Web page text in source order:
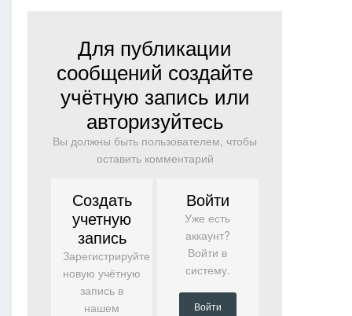
Для публикации
сообщений создайте
учётную запись или
авторизуйтесь
Вы должны быть пользователем, чтобы
оставить комментарий
Создать
учетную
запись
Зарегистрируйте
новую учётную
запись в
нашем
Войти
Уже есть
аккаунт?
Войти в
систему.
Войти